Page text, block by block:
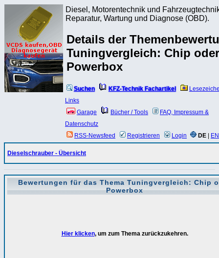
Diesel, Motorentechnik und
Reparatur, Wartung und Diagnose (OBD).
Details der
Tuningvergleich: Chip oder
Powerbox
Suchen KFZ-Technik Fachartikel
Links
Garage
Bücher / Tools
FAQ, Impressum &
Datenschutz
RSS-Newsfeed
Registrieren Login DE EN
Dieselschrauber - Übersicht
Bewertungen für das Thema Tuningvergleich: Chip
Powerbox
Hier klicken, um zum Thema zurückzukehren.